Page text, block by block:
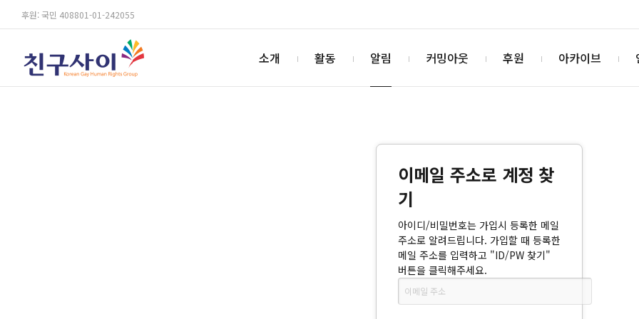
후원: 국민 408801-01-242055
소개 활동 알림 커밍아웃 후원 아카이브
이메일 주소로 계정 찾
기
아이디/비밀번호는 가입시 등록한 메일
주소로 알려드립니다. 가입할 때 등록한
메일 주소를 입력하고 "ID/PW 찾기"
버튼을 클릭해주세요.